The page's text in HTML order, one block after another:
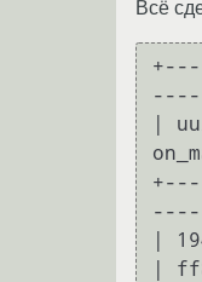
Всё
|
|
|